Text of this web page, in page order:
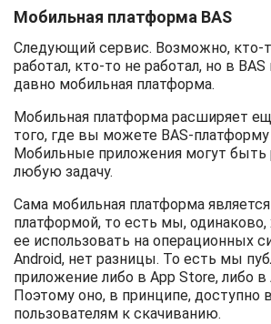
Мобильная платформа BAS
Следующий сервис. Возможно, кто-
работал, кто-то не работал, но в
давно мобильная платформа.
Мобильная платформа расширяет
того, где вы можете BAS-платформу
Мобильные приложения могут быть
любую задачу.
Сама мобильная платформа
платформой, то есть мы,
ее использовать на операционных
Android, нет разницы. То есть мы
приложение либо в App Store, либо в
Поэтому оно, в принципе, доступно
пользователям к скачиванию.